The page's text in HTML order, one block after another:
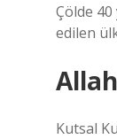
Çölde
edilen
Kutsal